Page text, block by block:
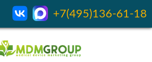
+7(495)136-61-18